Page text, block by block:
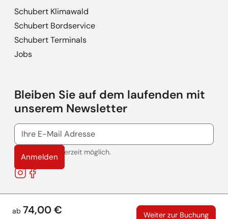
ab 74,00 € Weiter zur Buchung
Schubert Klimawald
Schubert Bordservice
Schubert Terminals
Jobs
Bleiben Sie auf dem laufenden mit
unserem Newsletter
Anmelden
Abmeldung jederzeit möglich.
Instagram
Facebook